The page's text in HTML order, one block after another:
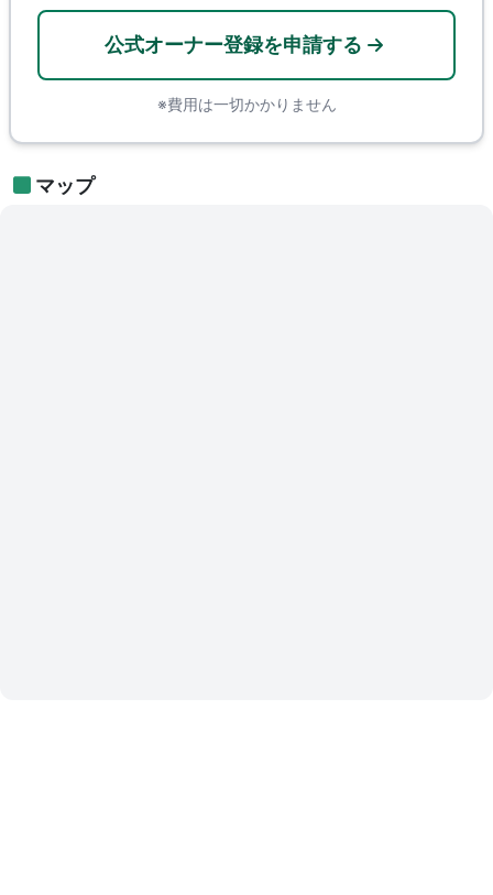
公式オーナー登録を申請する
※費用は一切かかりません
マップ